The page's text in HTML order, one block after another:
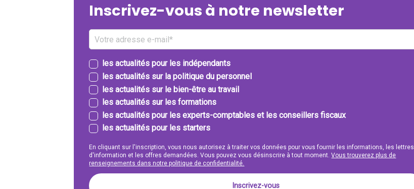
Inscrivez-vous à notre newsletter
les actualités pour les indépendants
les actualités sur la politique du personnel
les actualités sur le bien-être au travail
les actualités sur les formations
les actualités pour les experts-comptables et les conseillers fiscaux
les actualités pour les starters
En cliquant sur l'inscription, vous nous autorisez à traiter vos données pour vous fournir les informations, les lettres
d'information et les offres demandées. Vous pouvez vous désinscrire à tout moment.Vous trouverez plus de
renseignements dans notre politique de confidentialité.